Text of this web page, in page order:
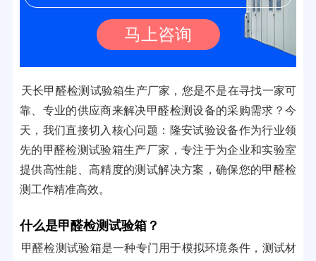
马上咨询
天长甲醛检测试验箱生产厂家，您是不是在寻找一家可
靠、专业的供应商来解决甲醛检测设备的采购需求？今
天，我们直接切入核心问题：隆安试验设备作为行业领
先的甲醛检测试验箱生产厂家，专注于为企业和实验室
提供高性能、高精度的测试解决方案，确保您的甲醛检
测工作精准高效。
什么是甲醛检测试验箱？
甲醛检测试验箱是一种专门用于模拟环境条件，测试材